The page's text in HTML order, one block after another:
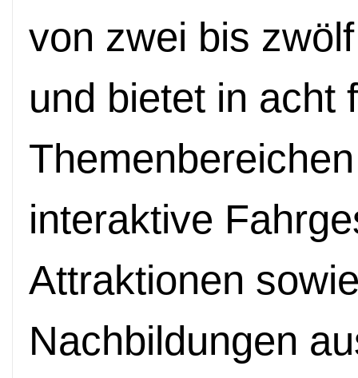
von zwei bis
und bietet in acht
interaktive
Attraktionen
Nachbildungen